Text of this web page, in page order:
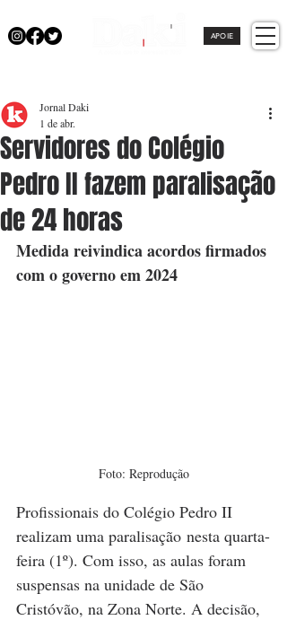
APOIE
Servidores do Colégio
Pedro II fazem paralisação
de 24 horas
Jornal Daki
1 de abr.
Medida reivindica acordos firmados
com o governo em 2024
Foto: Reprodução
Profissionais do Colégio Pedro II
realizam uma paralisação nesta quarta-
feira (1º). Com isso, as aulas foram
suspensas na unidade de São
Cristóvão, na Zona Norte. A decisão,